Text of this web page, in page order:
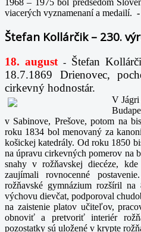
viacerých vyznamenaní a medailí. -
Štefan Kollárčik – 230.
18. august -
Štefan
18.7.1869 Drienovec,
cirkevný hodnostár.
V
v Sabinove, Prešove, potom na
roku 1834 bol menovaný za
košickej katedrály. Od roku 1850
na úpravu cirkevných pomerov na
snahy v rožňavskej diecéze,
zaujímali rovnocenné
rožňavské gymnázium rozšíril
výchovu dievčat, podporoval
na zaistenie platov učiteľov,
obnoviť a pretvoriť interiér
pozostatky sú uložené v krypte